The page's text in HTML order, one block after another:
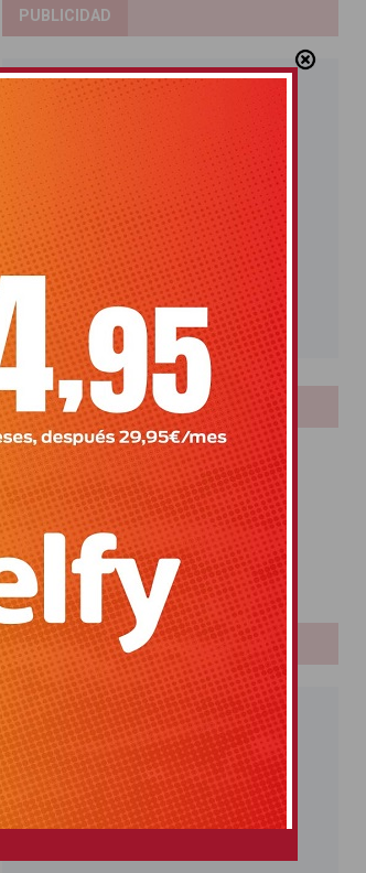
PUBLICIDAD
LOTERIAS
Bonoloto
Primitiva
El Gordo
Euromillones
Loteria
Once
PUBLICIDAD